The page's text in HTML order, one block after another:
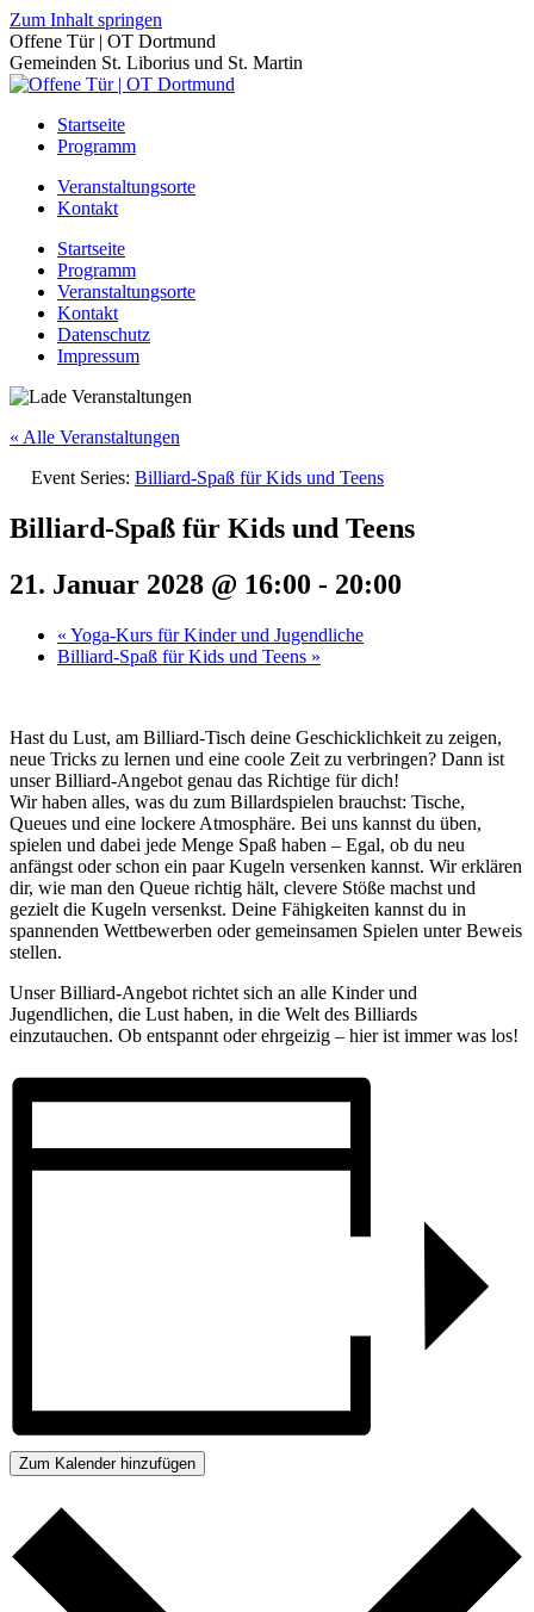
Zum Inhalt springen
Offene Tür | OT Dortmund
Gemeinden St. Liborius und St. Martin
Startseite
Programm
Veranstaltungsorte
Kontakt
Startseite
Programm
Veranstaltungsorte
Kontakt
Datenschutz
Impressum
« Alle Veranstaltungen
Event Series: Billiard-Spaß für Kids und Teens
Billiard-Spaß für Kids und Teens
21. Januar 2028 @ 16:00 - 20:00
« Yoga-Kurs für Kinder und Jugendliche
Billiard-Spaß für Kids und Teens »
Hast du Lust, am Billiard-Tisch deine Geschicklichkeit zu zeigen,
neue Tricks zu lernen und eine coole Zeit zu verbringen? Dann ist
unser Billiard-Angebot genau das Richtige für dich!
Wir haben alles, was du zum Billardspielen brauchst: Tische,
Queues und eine lockere Atmosphäre. Bei uns kannst du üben,
spielen und dabei jede Menge Spaß haben – Egal, ob du neu
anfängst oder schon ein paar Kugeln versenken kannst. Wir erklären
dir, wie man den Queue richtig hält, clevere Stöße machst und
gezielt die Kugeln versenkst. Deine Fähigkeiten kannst du in
spannenden Wettbewerben oder gemeinsamen Spielen unter Beweis
stellen.
Unser Billiard-Angebot richtet sich an alle Kinder und
Jugendlichen, die Lust haben, in die Welt des Billiards
einzutauchen. Ob entspannt oder ehrgeizig – hier ist immer was los!
Zum Kalender hinzufügen